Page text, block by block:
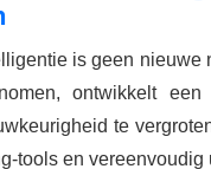
is geen nieuwe
ontwikkelt
te
tools en